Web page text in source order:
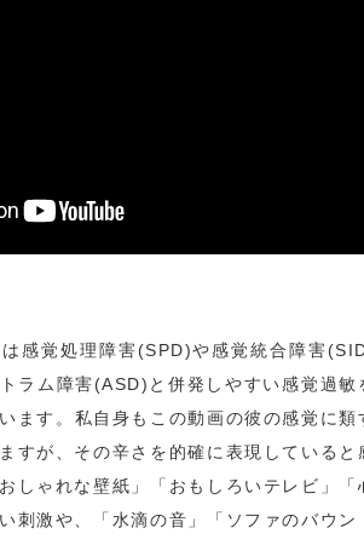
感覚処理障害(SPD)や感覚統合障害
ラム障害(ASD)と併発しやすい感覚過敏
ます。私自身もこの動画の彼の感覚に類
すが、その辛さを的確に表現していると
しゃれな壁紙」「おもしろいテレビ」「
刺激や、「水滴の音」「ソファのバウン